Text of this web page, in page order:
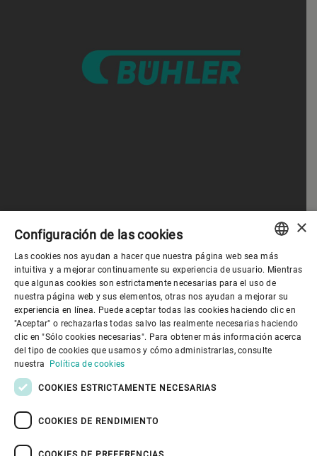
Gobierno corporativo
El mundo de Bühler
ENGLISH
SPANISH
GERMAN
FRENCH
×
Configuración de las cookies
Las cookies nos ayudan a hacer que nuestra página web sea más
intuitiva y a mejorar continuamente su experiencia de usuario. Mientras
que algunas cookies son estrictamente necesarias para el uso de
nuestra página web y sus elementos, otras nos ayudan a mejorar su
experiencia en línea. Puede aceptar todas las cookies haciendo clic en
"Aceptar" o rechazarlas todas salvo las realmente necesarias haciendo
clic en "Sólo cookies necesarias". Para obtener más información acerca
del tipo de cookies que usamos y cómo administrarlas, consulte
nuestra Política de cookies
COOKIES ESTRICTAMENTE NECESARIAS
COOKIES DE RENDIMIENTO
COOKIES DE PREFERENCIAS